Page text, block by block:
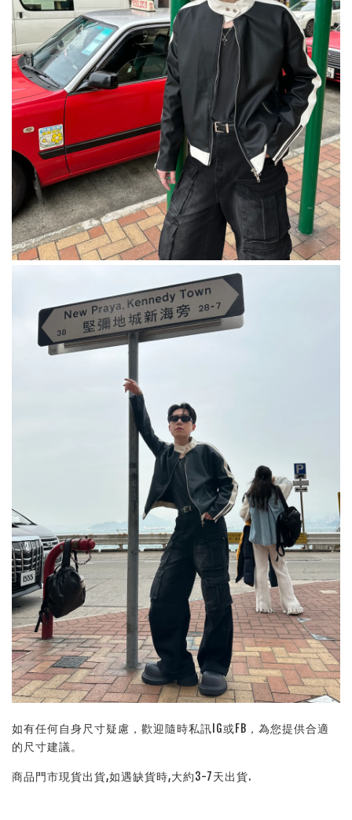
如有任何自身尺寸疑慮，歡迎隨時私訊IG或FB，為您提供合適
的尺寸建議。
商品門市現貨出貨,如遇缺貨時,大約3-7天出貨.